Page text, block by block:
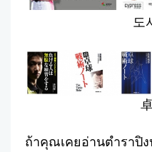
도
ถ้าคุณเคยอ่านตำราปิ